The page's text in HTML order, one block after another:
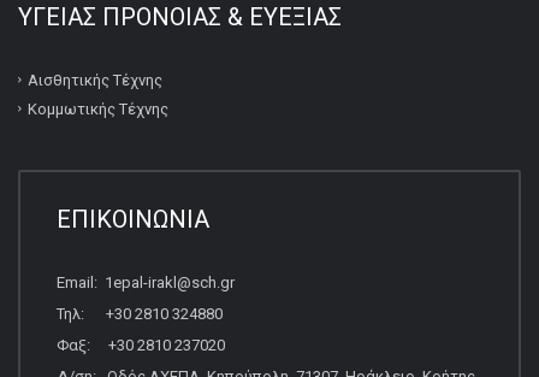
ΥΓΕΙΑΣ ΠΡΟΝΟΙΑΣ & ΕΥΕΞΙΑΣ
Αισθητικής Τέχνης
Κομμωτικής Τέχνης
ΕΠΙΚΟΙΝΩΝΙΑ
Email: 1epal-irakl@sch.gr
Τηλ: +30 2810 324880
Φαξ: +30 2810 237020